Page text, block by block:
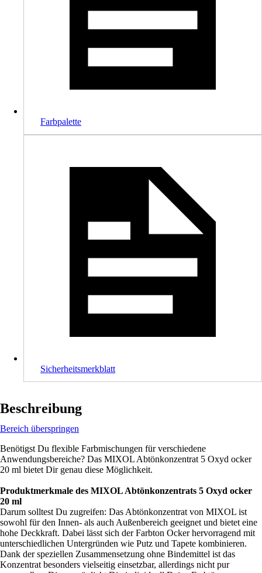
Farbpalette
Sicherheitsmerkblatt
Beschreibung
Bereich überspringen
Benötigst Du flexible Farbmischungen für verschiedene
Anwendungsbereiche? Das MIXOL Abtönkonzentrat 5 Oxyd ocker
20 ml bietet Dir genau diese Möglichkeit.
Produktmerkmale des MIXOL Abtönkonzentrats 5 Oxyd ocker
20 ml
Darum solltest Du zugreifen: Das Abtönkonzentrat von MIXOL ist
sowohl für den Innen- als auch Außenbereich geeignet und bietet eine
hohe Deckkraft. Dabei lässt sich der Farbton Ocker hervorragend mit
unterschiedlichen Untergründen wie Putz und Tapete kombinieren.
Dank der speziellen Zusammensetzung ohne Bindemittel ist das
Konzentrat besonders vielseitig einsetzbar, allerdings nicht pur